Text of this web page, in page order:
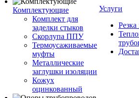
Комплектующие
Комплект для
заделки стыков
Скорлупа ППУ
Термоусаживаемые
муфты
Металлические
заглушки изоляции
Кожух
оцинкованный
Услуги
Резка